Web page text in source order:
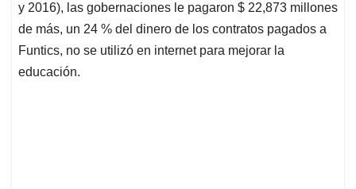
y 2016), las gobernaciones le pagaron $ 22,873 millones
de más, un 24 % del dinero de los contratos pagados a
Funtics, no se utilizó en internet para mejorar la
educación.